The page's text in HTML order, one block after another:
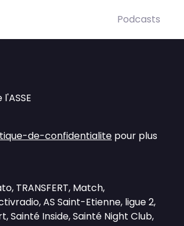
Podcasts
de-confidentialite pour plus
TRANSFERT, Match,
AS Saint-Etienne, ligue 2,
Sainté Inside, Sainté Night Club,